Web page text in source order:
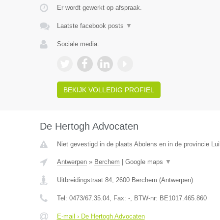
Er wordt gewerkt op afspraak.
Laatste facebook posts ▼
Sociale media:
BEKIJK VOLLEDIG PROFIEL
De Hertogh Advocaten
Niet gevestigd in de plaats Abolens en in de provincie
Antwerpen» Berchem Google maps ▼
Uitbreidingstraat 84, 2600 Berchem (Antwerpen)
Tel: 0473/67.35.04, Fax: -, BTW-nr: BE1017.465.860
E-mail › De Hertogh Advocaten